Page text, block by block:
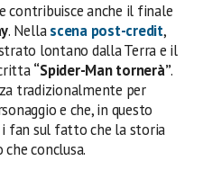
contribuisce anche il finale
. Nellascena post-credit,
lontano dalla Terra e il
“Spider-Man tornerà”.
tradizionalmente per
e che, in questo
i fan sul fatto che la storia
conclusa.